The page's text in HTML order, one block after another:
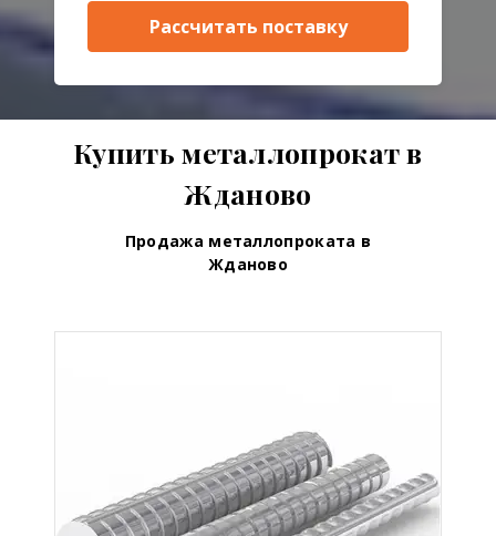
Рассчитать поставку
Купить металлопрокат в
Жданово
Продажа металлопроката в
Жданово